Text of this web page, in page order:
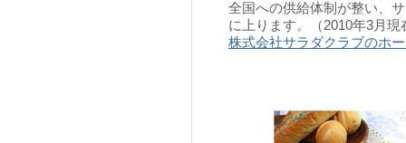
全国への供給体制が整い、
に上ります。（2010年3月現
株式会社サラダクラブのホ